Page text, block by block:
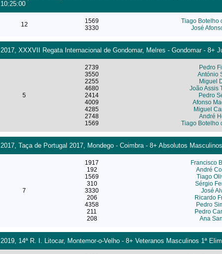
10:25:00
12
1569
3330
Tiago Botelho
José
2017, XXXVII Regata Internacional de Gondomar, Melres - Gondomar - 8+
5
2739
3550
2255
4680
2414
4009
4285
2748
1569
Pedro
António
Miguel
João Assis
Pedro
Afonso
Miguel
André
Tiago Botelho
2017, Taça de Portugal 2017, Mondego - Coimbra - 8+ Absolutos
7
1917
192
1569
310
3330
206
4358
211
208
Francisco
André
Tiago
Sérgio
José
Ricardo
Pedro
Pedro
Ana
2019, 14ª R. I. Litocar, Montemor-o-Velho - 8+ Veteranos Masculinos 1ª